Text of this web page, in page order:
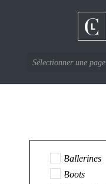
Sélectionner une page
Ballerines
Boots